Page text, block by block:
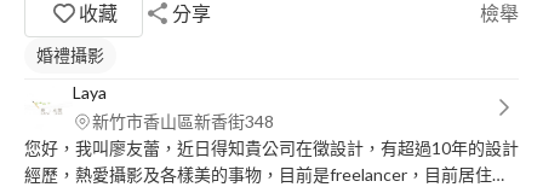
收藏
分享 檢舉
婚禮攝影
Laya
新竹市香山區新香街348
您好，我叫廖友蕾，近日得知貴公司在徵設計，有超過10年的設計
經歷，熱愛攝影及各樣美的事物，目前是freelancer，目前居住在